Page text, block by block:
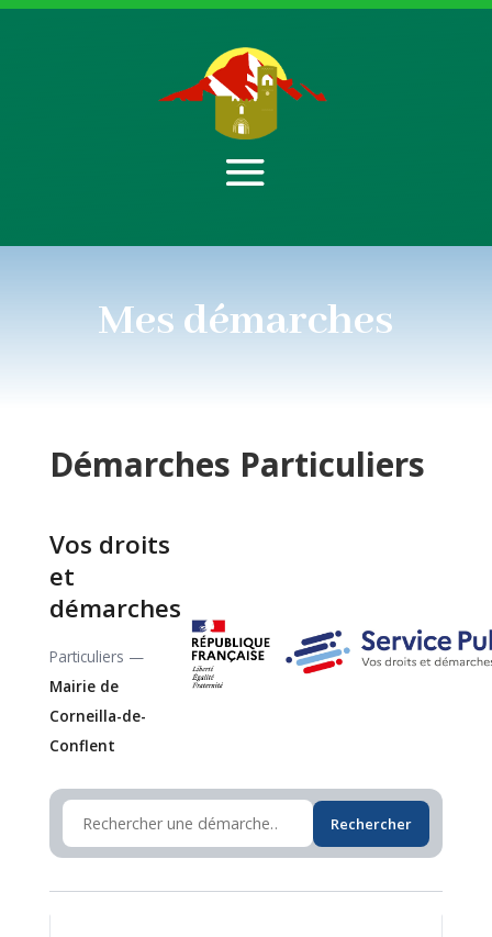
Mes démarches
Démarches Particuliers
Vos droits
et
démarches
Particuliers —
Mairie de
Corneilla-de-
Conflent
Rechercher